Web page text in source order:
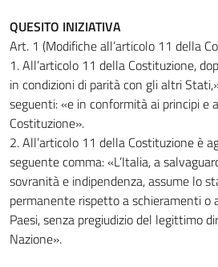
QUESITO INIZIATIVA
Art. 1 (Modifiche all’articolo 11 della
1. All’articolo 11 della Costituzione,
in condizioni di parità con gli altri
seguenti: «e in conformità ai principi e
Costituzione».
2. All’articolo 11 della Costituzione è
seguente comma: «L’Italia, a
sovranità e indipendenza, assume lo
permanente rispetto a schieramenti o
Paesi, senza pregiudizio del legittimo
Nazione».